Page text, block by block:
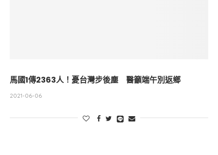
馬國1傳2363人！憂台灣步後塵 醫籲端午別返鄉
2021-06-06